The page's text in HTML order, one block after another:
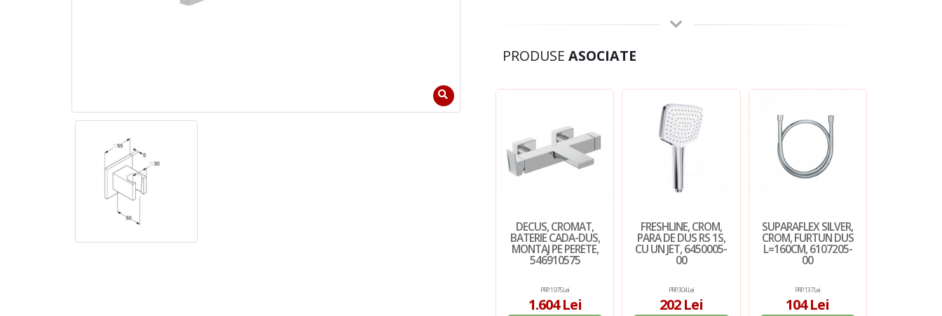
PRODUSE ASOCIATE
DECUS, CROMAT,
BATERIE CADA-DUS,
MONTAJ PE PERETE,
546910575
PRP: 1.975 Lei
1.604 Lei
FRESHLINE, CROM,
PARA DE DUS RS 1S,
CU UN JET, 6450005-
00
PRP: 304 Lei
202 Lei
SUPARAFLEX SILVER,
CROM, FURTUN DUS
L=160CM, 6107205-
00
PRP: 137 Lei
104 Lei